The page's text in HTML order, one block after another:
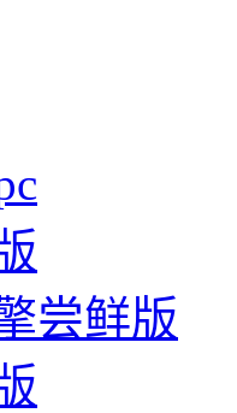
尝鲜版